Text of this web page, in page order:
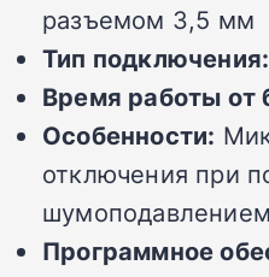
разъемом 3,5 мм
Тип подключения:
Время работы от
Особенности:
отключения при
шумоподавлением
Программное